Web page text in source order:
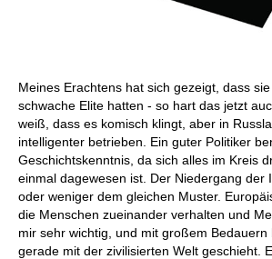
Meines Erachtens hat sich gezeigt, dass
schwache Elite hatten - so hart das jetzt
weiß, dass es komisch klingt, aber in
intelligenter betrieben. Ein guter Politiker
Geschichtskenntnis, da sich alles im Kreis
einmal dagewesen ist. Der Niedergang der
oder weniger dem gleichen Muster.
die Menschen zueinander verhalten und
mir sehr wichtig, und mit großem Bedauern
gerade mit der zivilisierten Welt geschieht.